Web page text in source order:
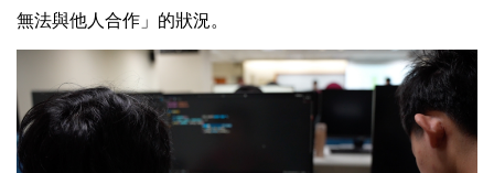
無法與他人合作」的狀況。